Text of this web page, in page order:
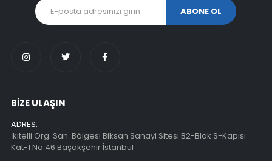
BİZE ULAŞIN
ADRES:
İkitelli Org. San. Bölgesi Biksan Sanayi Sitesi B2-Blok S-Kapısı
Kat-1 No:46 Başakşehir İstanbul